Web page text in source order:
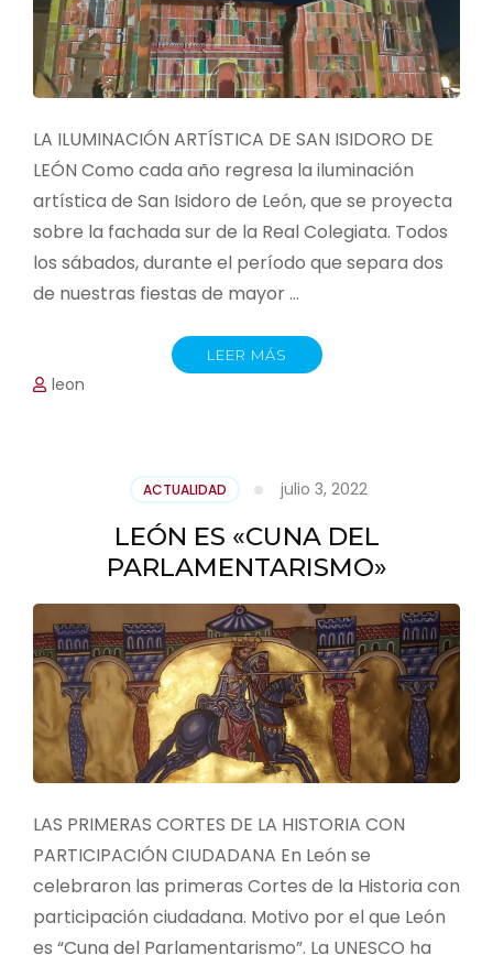
LA ILUMINACIÓN ARTÍSTICA DE SAN ISIDORO DE
LEÓN Como cada año regresa la iluminación
artística de San Isidoro de León, que se proyecta
sobre la fachada sur de la Real Colegiata. Todos
los sábados, durante el período que separa dos
de nuestras fiestas de mayor …
LEER MÁS
leon
ACTUALIDAD julio 3, 2022
LEÓN ES «CUNA DEL
PARLAMENTARISMO»
LAS PRIMERAS CORTES DE LA HISTORIA CON
PARTICIPACIÓN CIUDADANA En León se
celebraron las primeras Cortes de la Historia con
participación ciudadana. Motivo por el que León
es “Cuna del Parlamentarismo”. La UNESCO ha